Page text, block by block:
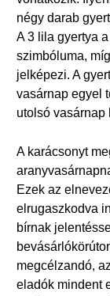
négy darab
A 3 lila gyertya
szimbóluma,
jelképezi. A
vasárnap egyel
utolsó vasárnap
A karácsonyt
Ezek az
elrugaszkodva
bírnak
megcélzandó,
eladók mindent